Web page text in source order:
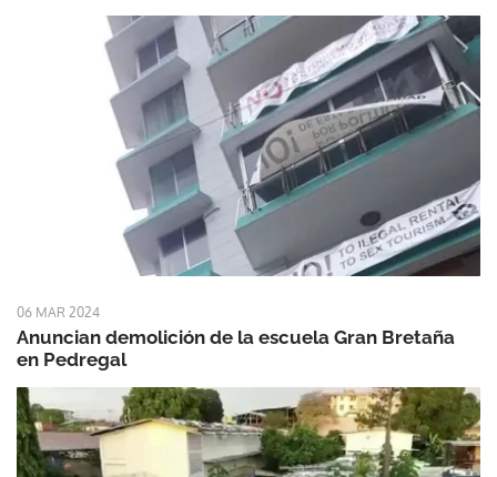
06 MAR 2024
Anuncian demolición de la escuela Gran Bretaña
en Pedregal